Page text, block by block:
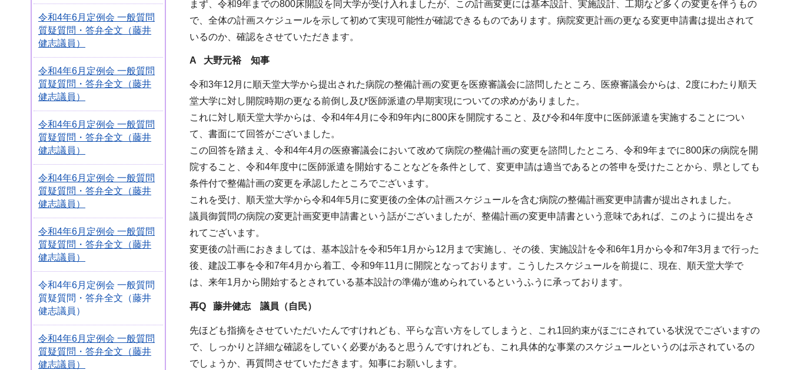
令和4年6月定例会 一般質問
質疑質問・答弁全文（藤井
健志議員）
令和4年6月定例会 一般質問
質疑質問・答弁全文（藤井
健志議員）
令和4年6月定例会 一般質問
質疑質問・答弁全文（藤井
健志議員）
令和4年6月定例会 一般質問
質疑質問・答弁全文（藤井
健志議員）
令和4年6月定例会 一般質問
質疑質問・答弁全文（藤井
健志議員）
令和4年6月定例会 一般質問
質疑質問・答弁全文（藤井
健志議員）
令和4年6月定例会 一般質問
質疑質問・答弁全文（藤井
健志議員）
まず、令和9年までの800床開設を同大学が受け入れましたが、この計画変更には基本設計、実施設計、工期など多くの変更を伴うもの
で、全体の計画スケジュールを示して初めて実現可能性が確認できるものであります。病院変更計画の更なる変更申請書は提出されて
いるのか、確認をさせていただきます。
A 大野元裕 知事
令和3年12月に順天堂大学から提出された病院の整備計画の変更を医療審議会に諮問したところ、医療審議会からは、2度にわたり順天
堂大学に対し開院時期の更なる前倒し及び医師派遣の早期実現についての求めがありました。
これに対し順天堂大学からは、令和4年4月に令和9年内に800床を開院すること、及び令和4年度中に医師派遣を実施することについ
て、書面にて回答がございました。
この回答を踏まえ、令和4年4月の医療審議会において改めて病院の整備計画の変更を諮問したところ、令和9年までに800床の病院を開
院すること、令和4年度中に医師派遣を開始することなどを条件として、変更申請は適当であるとの答申を受けたことから、県としても
条件付で整備計画の変更を承認したところでございます。
これを受け、順天堂大学から令和4年5月に変更後の全体の計画スケジュールを含む病院の整備計画変更申請書が提出されました。
議員御質問の病院の変更計画変更申請書という話がございましたが、整備計画の変更申請書という意味であれば、このように提出をさ
れてございます。
変更後の計画におきましては、基本設計を令和5年1月から12月まで実施し、その後、実施設計を令和6年1月から令和7年3月まで行った
後、建設工事を令和7年4月から着工、令和9年11月に開院となっております。こうしたスケジュールを前提に、現在、順天堂大学で
は、来年1月から開始するとされている基本設計の準備が進められているというふうに承っております。
再Q 藤井健志 議員（自民）
先ほども指摘をさせていただいたんですけれども、平らな言い方をしてしまうと、これ1回約束がほごにされている状況でございますの
で、しっかりと詳細な確認をしていく必要があると思うんですけれども、これ具体的な事業のスケジュールというのは示されているの
でしょうか、再質問させていただきます。知事にお願いします。